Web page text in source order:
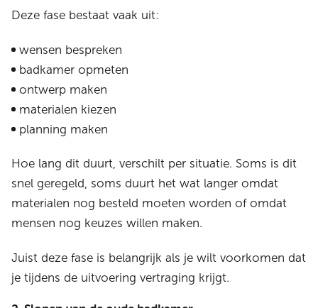
Deze fase bestaat vaak uit:
wensen bespreken
badkamer opmeten
ontwerp maken
materialen kiezen
planning maken
Hoe lang dit duurt, verschilt per situatie. Soms is dit
snel geregeld, soms duurt het wat langer omdat
materialen nog besteld moeten worden of omdat
mensen nog keuzes willen maken.
Juist deze fase is belangrijk als je wilt voorkomen dat
je tijdens de uitvoering vertraging krijgt.